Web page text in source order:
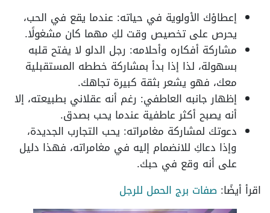
إعطاؤك الأولوية في حياته: عندما يقع في الحب،
يحرص على تخصيص وقت لكِ مهما كان مشغولًا.
مشاركة أفكاره وأحلامه: رجل الدلو لا يفتح قلبه
بسهولة، لذا إذا بدأ بمشاركة خططه المستقبلية
معك، فهو يشعر بثقة كبيرة تجاهك.
إظهار جانبه العاطفي: رغم أنه عقلاني بطبيعته، إلا
أنه يصبح أكثر عاطفية عندما يحب بصدق.
دعوتك لمشاركة مغامراته: يحب التجارب الجديدة،
وإذا دعاكِ للانضمام إليه في مغامراته، فهذا دليل
على أنه وقع في حبك.
اقرأ أيضًا: صفات برج الحمل للرجل